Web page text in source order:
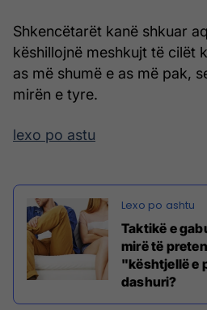
Shkencëtarët kanë shkuar
këshillojnë meshkujt të cilët
as më shumë e as më pak,
mirën e tyre.
lexo po astu
Taktikë e
mirë të
"kështjellë e
dashuri?